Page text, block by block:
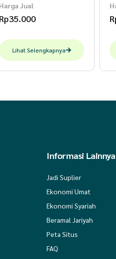
Harga Jual
Rp35.000
Lihat Selengkapnya
Informasi Lainnya
Jadi Suplier
Ekonomi Umat
Ekonomi Syariah
Beramal Jariyah
Peta Situs
FAQ